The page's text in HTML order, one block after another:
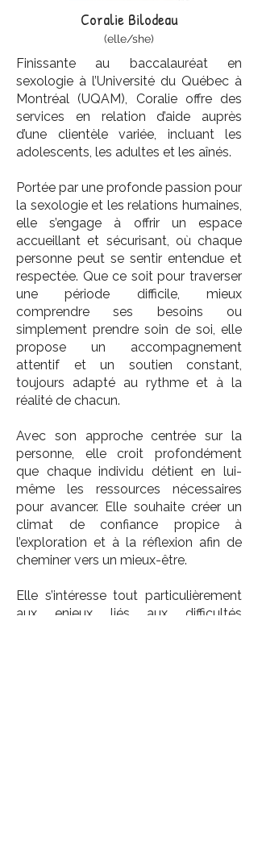
Coralie Bilodeau
(elle/she)
Finissante au baccalauréat en
sexologie à l’Université du Québec à
Montréal (UQAM), Coralie offre des
services en relation d’aide auprès
d’une clientèle variée, incluant les
adolescents, les adultes et les aînés.
Portée par une profonde passion pour
la sexologie et les relations humaines,
elle s’engage à offrir un espace
accueillant et sécurisant, où chaque
personne peut se sentir entendue et
respectée. Que ce soit pour traverser
une période difficile, mieux
comprendre ses besoins ou
simplement prendre soin de soi, elle
propose un accompagnement
attentif et un soutien constant,
toujours adapté au rythme et à la
réalité de chacun.
Avec son approche centrée sur la
personne, elle croit profondément
que chaque individu détient en lui-
même les ressources nécessaires
pour avancer. Elle souhaite créer un
climat de confiance propice à
l’exploration et à la réflexion afin de
cheminer vers un mieux-être.
Elle s’intéresse tout particulièrement
aux enjeux liés aux difficultés